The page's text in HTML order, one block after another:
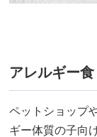
ペットショップ
ギー体質の子向